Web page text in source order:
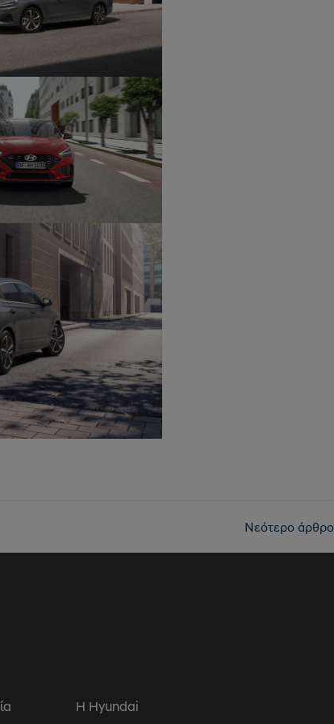
Νεότερο άρθρο
Η Hyundai